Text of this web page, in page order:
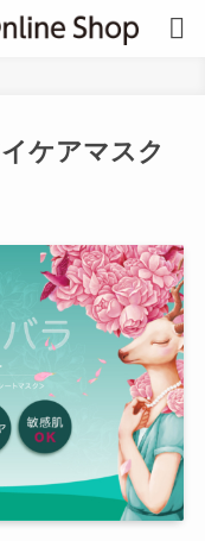
ケアマスク